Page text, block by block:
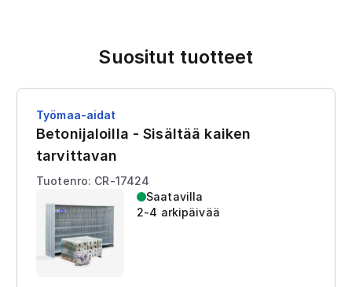
Suositut tuotteet
Työmaa-aidat
Betonijaloilla - Sisältää kaiken
tarvittavan
Tuotenro: CR-17424
Saatavilla
2-4 arkipäivää